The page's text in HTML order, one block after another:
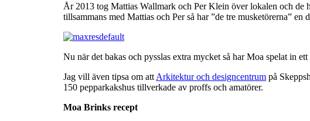
År 2013 tog Mattias Wallmark och Per Klein över lokalen och de
tillsammans med Mattias och Per så har ”de tre musketörerna”
Nu när det bakas och pysslas extra mycket så har Moa spelat in
Jag vill även tipsa om att Arkitektur och designcentrum på
150 pepparkakshus tillverkade av proffs och amatörer.
Moa Brinks recept